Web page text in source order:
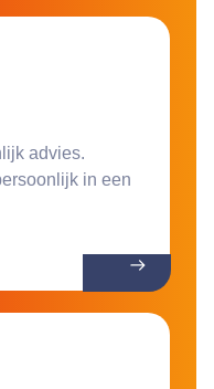
advies.
in een